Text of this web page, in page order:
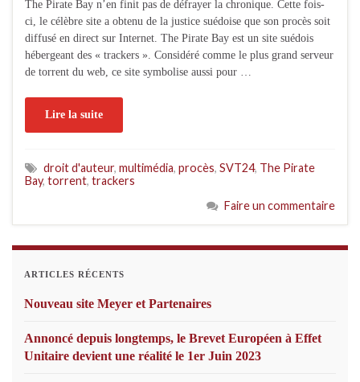
The Pirate Bay n’en finit pas de défrayer la chronique. Cette fois-
ci, le célèbre site a obtenu de la justice suédoise que son procès soit
diffusé en direct sur Internet. The Pirate Bay est un site suédois
hébergeant des « trackers ». Considéré comme le plus grand serveur
de torrent du web, ce site symbolise aussi pour …
Lire la suite
droit d'auteur, multimédia, procès, SVT24, The Pirate
Bay, torrent, trackers
Faire un commentaire
ARTICLES RÉCENTS
Nouveau site Meyer et Partenaires
Annoncé depuis longtemps, le Brevet Européen à Effet
Unitaire devient une réalité le 1er Juin 2023